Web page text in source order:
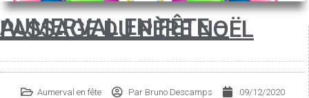
AUMERVAL EN FÊTE –
PASSAGE DU PÈRE NOËL
Aumerval en fête ParBruno Descamps
09/12/2020